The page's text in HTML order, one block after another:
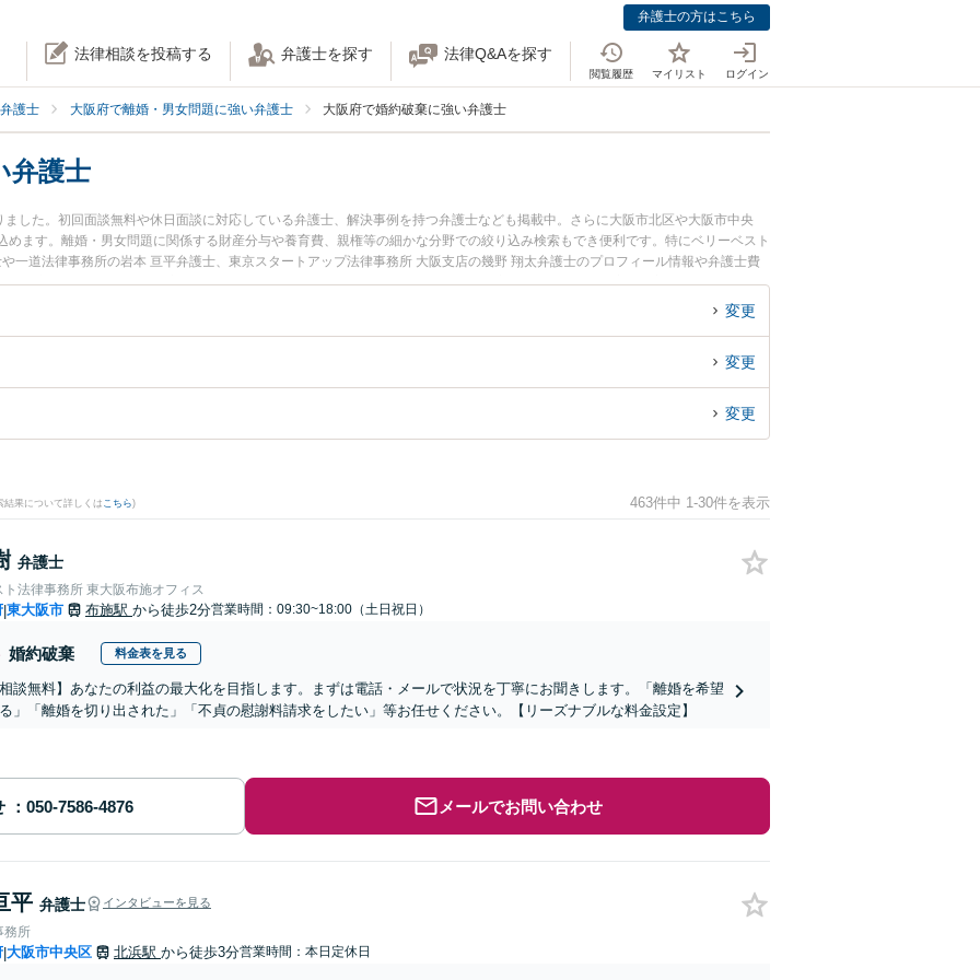
弁護士の方はこちら
法律相談を投稿する 弁護士を探す 法律Q&Aを探す
閲覧履歴 マイリスト ログイン
護士 大阪府で離婚・男女問題に強い弁護士 大阪府で婚約破棄に強い弁護士
弁護士
した。初回面談無料や休日面談に対応している弁護士、解決事例を持つ弁護士なども掲載中。さらに大阪市北区や大阪市中央
ます。離婚・男女問題に関係する財産分与や養育費、親権等の細かな分野での絞り込み検索もでき便利です。特にベリーベスト
一道法律事務所の岩本 亘平弁護士、東京スタートアップ法律事務所 大阪支店の幾野 翔太弁護士のプロフィール情報や弁護士費
や夜間に発生した婚約破棄のトラブルを今すぐに弁護士に相談したい』『婚約破棄のトラブル解決の実績豊富な近くの弁護士を
変更
変更
変更
結果について詳しくは こちら) 463件中 1-30件を表示
弁護士
ト法律事務所 東大阪布施オフィス
|東大阪市 布施駅 から徒歩2分営業時間：09:30~18:00（土日祝日）
婚約破棄 料金表を見る
談無料】あなたの利益の最大化を目指します。まずは電話・メールで状況を丁寧にお聞きします。「離婚を希望
」「離婚を切り出された」「不貞の慰謝料請求をしたい」等お任せください。【リーズナブルな料金設定】
メールでお問い合わせ
平 弁護士 インタビューを見る
務所
|大阪市中央区 北浜駅 から徒歩3分営業時間：本日定休日